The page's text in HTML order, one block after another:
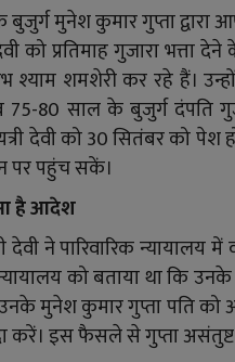
मुनेश कुमार गुप्ता
को प्रतिमाह गुजारा
श्याम शमशेरी कर रहे हैं।
80 साल के बुजुर्ग दंपति
देवी को 30 सितंबर को
पर पहुंच सकें।
है आदेश
ने पारिवारिक न्यायालय में
को बताया था कि
मुनेश कुमार गुप्ता पति को
करें। इस फैसले से गुप्ता